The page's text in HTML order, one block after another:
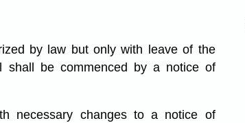
by law but only with leave of the
be commenced by a notice of
necessary changes to a notice of